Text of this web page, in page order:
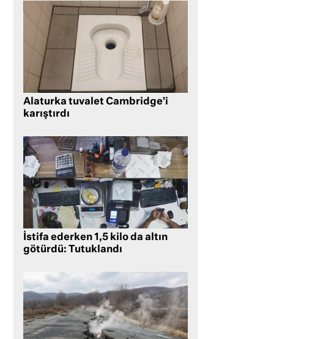
Alaturka tuvalet Cambridge’i
karıştırdı
İstifa ederken 1,5 kilo da altın
götürdü: Tutuklandı